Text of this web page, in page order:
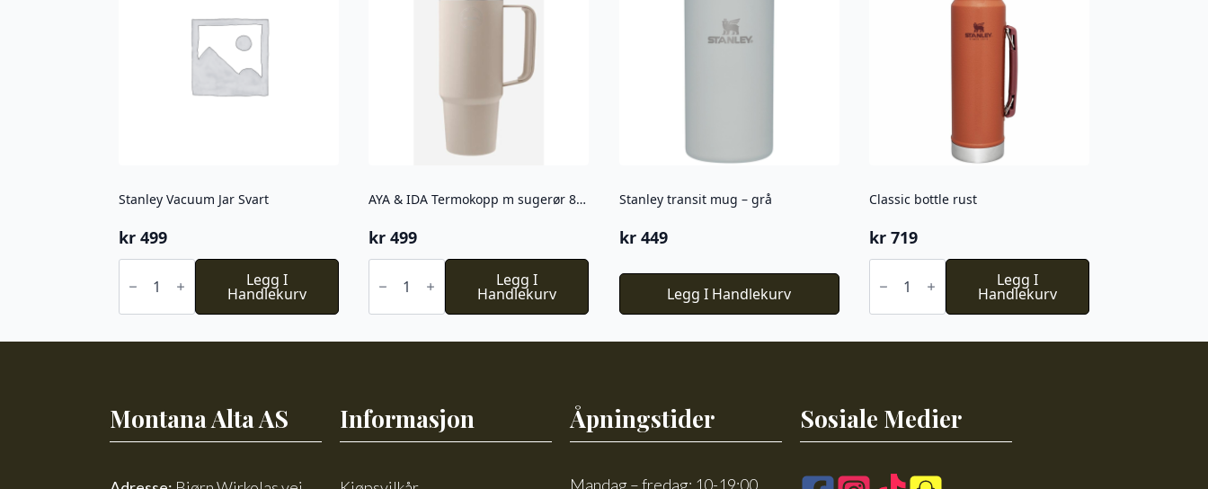
Stanley Vacuum Jar Svart
kr 499
Stanley
Vacuum
Jar
Svart
Legg I
Handlekurv
AYA & IDA Termokopp m sugerør 885 ML Cream beige
kr 499
AYA
IDA
Termokopp
sugerør
antall
Legg I
Handlekurv
Stanley transit mug – grå
kr449
Legg I Handlekurv
Classic bottle rust
kr 719
Classic
bottle
rust
antall
Legg I
Handlekurv
Montana Alta AS Informasjon Åpningstider
Mandag – fredag: 10-19:00
Sosiale Medier